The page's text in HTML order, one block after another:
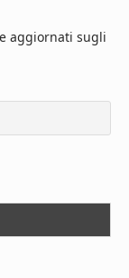
aggiornati sugli